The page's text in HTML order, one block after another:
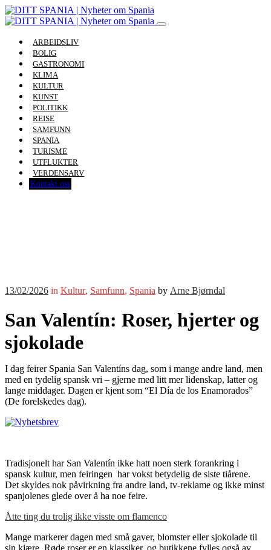
ARBEIDSLIV
BOLIG
GASTRONOMI
KLIMA
KULTUR
KUNST
POLITIKK
REISE
SAMFUNN
SPANIA
TURISME
UTFLUKTER
VERDENSARV
Kontakt oss
13/02/2026 in Kultur, Samfunn, Spania by Arne Bjørndal
San Valentín: Roser, hjerter og
sjokolade
I dag feirer Spania San Valentíns dag, som i mange andre land, men
med en tydelig spansk vri – gjerne med litt mer lidenskap, latter og
lange middager. Dagen er kjent som “El Día de los Enamorados”
(De forelskedes dag).
Tradisjonelt har San Valentín ikke hatt noen sterk forankring i
spansk kultur, men feiringen har vokst betydelig de siste tiårene.
Det skyldes nok påvirkning fra andre land, tv-reklame og ikke minst
spanjolenes glede over å ha noe feire.
Åtte ting du trolig ikke visste om flamenco
Mange markerer dagen med små gaver, blomster eller sjokolade til